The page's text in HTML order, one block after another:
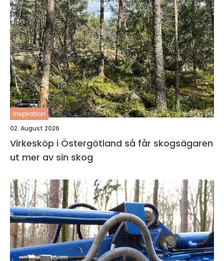
inspiration
02. August 2026
Virkesköp i Östergötland så får skogsägaren
ut mer av sin skog